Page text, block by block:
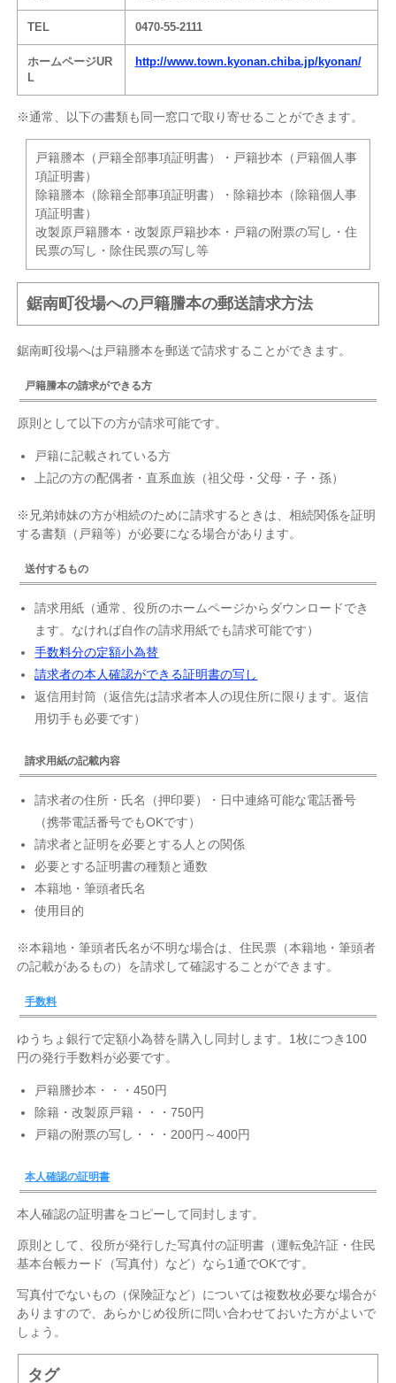
TEL 0470-55-2111
ホームページUR
L
http://www.town.kyonan.chiba.jp/kyonan/
※通常、以下の書類も同一窓口で取り寄せることができます。
戸籍謄本（戸籍全部事項証明書）・戸籍抄本（戸籍個人事
項証明書）
除籍謄本（除籍全部事項証明書）・除籍抄本（除籍個人事
項証明書）
改製原戸籍謄本・改製原戸籍抄本・戸籍の附票の写し・住
民票の写し・除住民票の写し等
鋸南町役場への戸籍謄本の郵送請求方法
鋸南町役場へは戸籍謄本を郵送で請求することができます。
戸籍謄本の請求ができる方
原則として以下の方が請求可能です。
戸籍に記載されている方
上記の方の配偶者・直系血族（祖父母・父母・子・孫）
※兄弟姉妹の方が相続のために請求するときは、相続関係を証明
する書類（戸籍等）が必要になる場合があります。
送付するもの
請求用紙（通常、役所のホームページからダウンロードでき
ます。なければ自作の請求用紙でも請求可能です）
手数料分の定額小為替
請求者の本人確認ができる証明書の写し
返信用封筒（返信先は請求者本人の現住所に限ります。返信
用切手も必要です）
請求用紙の記載内容
請求者の住所・氏名（押印要）・日中連絡可能な電話番号
（携帯電話番号でもOKです）
請求者と証明を必要とする人との関係
必要とする証明書の種類と通数
本籍地・筆頭者氏名
使用目的
※本籍地・筆頭者氏名が不明な場合は、住民票（本籍地・筆頭者
の記載があるもの）を請求して確認することができます。
手数料
ゆうちょ銀行で定額小為替を購入し同封します。1枚につき100
円の発行手数料が必要です。
戸籍謄抄本・・・450円
除籍・改製原戸籍・・・750円
戸籍の附票の写し・・・200円～400円
本人確認の証明書
本人確認の証明書をコピーして同封します。
原則として、役所が発行した写真付の証明書（運転免許証・住民
基本台帳カード（写真付）など）なら1通でOKです。
写真付でないもの（保険証など）については複数枚必要な場合が
ありますので、あらかじめ役所に問い合わせておいた方がよいで
しょう。
タグ